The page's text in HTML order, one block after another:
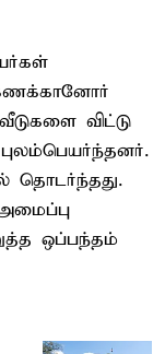
விட்டு
தொடர்ந்தது.
ஒப்பந்தம்